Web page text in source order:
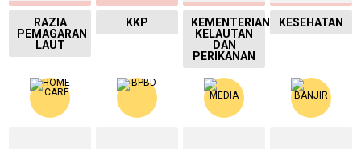
RAZIA
PEMAGARAN
LAUT
KKP
KEMENTERIAN
KELAUTAN
DAN
PERIKANAN
KESEHATAN